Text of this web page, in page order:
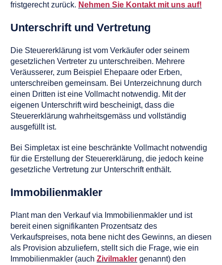
fristgerecht zurück. Nehmen Sie Kontakt mit uns auf!
Unterschrift und Vertretung
Die Steuererklärung ist vom Verkäufer oder seinem
gesetzlichen Vertreter zu unterschreiben. Mehrere
Veräusserer, zum Beispiel Ehepaare oder Erben,
unterschreiben gemeinsam. Bei Unterzeichnung durch
einen Dritten ist eine Vollmacht notwendig. Mit der
eigenen Unterschrift wird bescheinigt, dass die
Steuererklärung wahrheitsgemäss und vollständig
ausgefüllt ist.
Bei Simpletax ist eine beschränkte Vollmacht notwendig
für die Erstellung der Steuererklärung, die jedoch keine
gesetzliche Vertretung zur Unterschrift enthält.
Immobilienmakler
Plant man den Verkauf via Immobilienmakler und ist
bereit einen signifikanten Prozentsatz des
Verkaufspreises, nota bene nicht des Gewinns, an diesen
als Provision abzuliefern, stellt sich die Frage, wie ein
Immobilienmakler (auch Zivilmakler genannt) den